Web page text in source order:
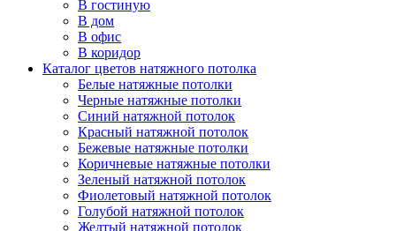
В гостиную
В дом
В офис
В коридор
Каталог цветов натяжного потолка
Белые натяжные потолки
Черные натяжные потолки
Синий натяжной потолок
Красный натяжной потолок
Бежевые натяжные потолки
Коричневые натяжные потолки
Зеленый натяжной потолок
Фиолетовый натяжной потолок
Голубой натяжной потолок
Желтый натяжной потолок